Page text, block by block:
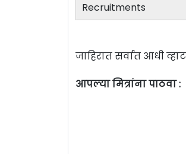
Recruitments
जाहिरात सर्वात आधी
आपल्या मित्रांना पाठवा :